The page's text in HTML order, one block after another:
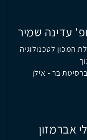
עדינה שמיר
המכון לטכנולוגיה
בר - אילן
אברמזון